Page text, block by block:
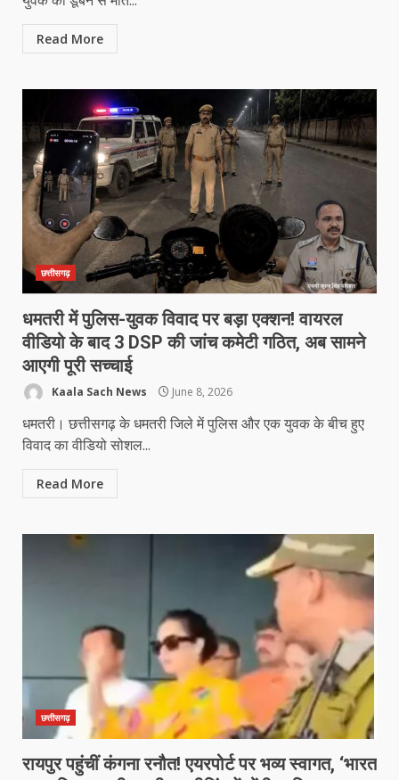
Read More
छत्तीसगढ़
धमतरी में पुलिस-युवक विवाद पर बड़ा एक्शन! वायरल
वीडियो के बाद 3 DSP की जांच कमेटी गठित, अब सामने
आएगी पूरी सच्चाई
Kaala Sach News June 8, 2026
धमतरी। छत्तीसगढ़ के धमतरी जिले में पुलिस और एक युवक के बीच हुए
विवाद का वीडियो सोशल...
Read More
छत्तीसगढ़
रायपुर पहुंचीं कंगना रनौत! एयरपोर्ट पर भव्य स्वागत, ‘भारत